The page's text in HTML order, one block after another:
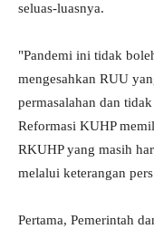
seluas-luasnya.
"Pandemi ini tidak
mengesahkan RUU
permasalahan dan
Reformasi KUHP
RKUHP yang masih
melalui keterangan
Pertama, Pemerintah